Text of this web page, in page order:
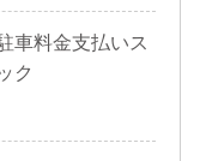
車料金支払いス
ク